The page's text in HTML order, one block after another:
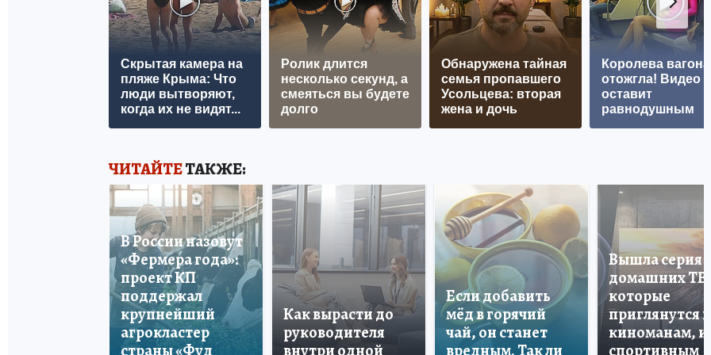
Скрытая камера на
пляже Крыма: Что
люди вытворяют,
когда их не видят...
Ролик длится
несколько секунд, а
смеяться вы будете
долго
Обнаружена тайная
семья пропавшего
Усольцева: вторая
жена и дочь
Королева вагона
отожгла! Видео
оставит
равнодушным
ЧИТАЙТЕТАКЖЕ:
В России назовут
«Фермера года»:
проект КП
поддержал
крупнейший
агрокластер
страны «Фуд
Как вырасти до
руководителя
внутри одной
Если добавить
мёд в горячий
чай, он станет
вредным. Так ли
Вышла серия
домашних ТВ,
которые
приглянутся и
киноманам, и
спортивным